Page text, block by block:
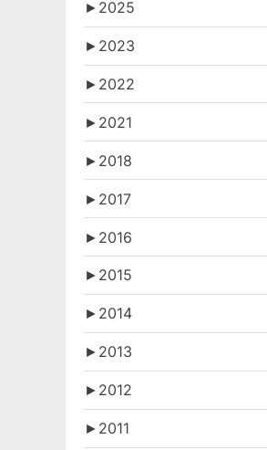
► 2025
► 2023
► 2022
► 2021
► 2018
► 2017
► 2016
► 2015
► 2014
► 2013
► 2012
► 2011